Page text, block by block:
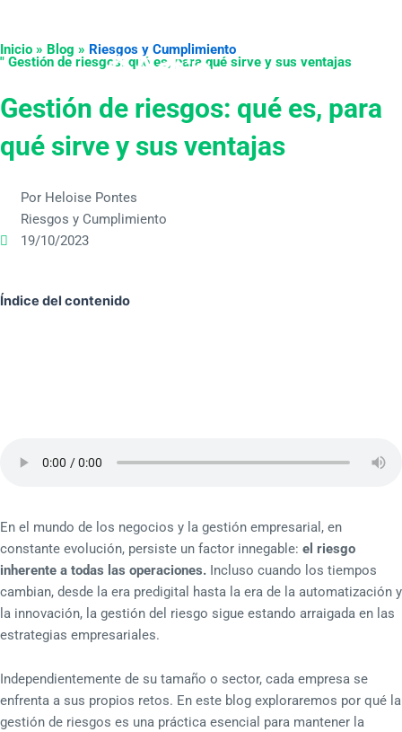
contenido
Inicio » Blog » Riesgos y Cumplimiento
" Gestión de riesgos: qué es, para qué sirve y sus ventajas
Gestión de riesgos: qué es, para
qué sirve y sus ventajas
Por Heloise Pontes
Riesgos y Cumplimiento
19/10/2023
Índice del contenido
En el mundo de los negocios y la gestión empresarial, en
constante evolución, persiste un factor innegable: el riesgo
inherente a todas las operaciones. Incluso cuando los tiempos
cambian, desde la era predigital hasta la era de la automatización y
la innovación, la gestión del riesgo sigue estando arraigada en las
estrategias empresariales.
Independientemente de su tamaño o sector, cada empresa se
enfrenta a sus propios retos. En este blog exploraremos por qué la
gestión de riesgos es una práctica esencial para mantener la